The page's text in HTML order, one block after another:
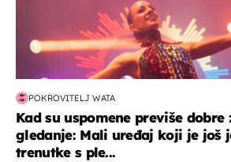
POKROVITELJ WATA
Kad su uspomene previše dobre
gledanje: Mali uređaj koji je još
trenutke s ple...